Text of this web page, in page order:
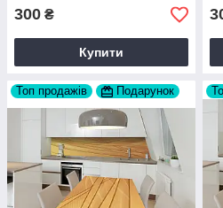
300 ₴
Купити
Топ продажів Подарунок